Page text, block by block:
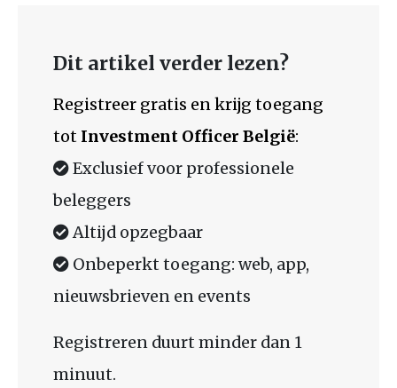
Dit artikel verder lezen?
Registreer gratis en krijg toegang
tot Investment Officer België:
Exclusief voor professionele
beleggers
Altijd opzegbaar
Onbeperkt toegang: web, app,
nieuwsbrieven en events
Registreren duurt minder dan 1
minuut.